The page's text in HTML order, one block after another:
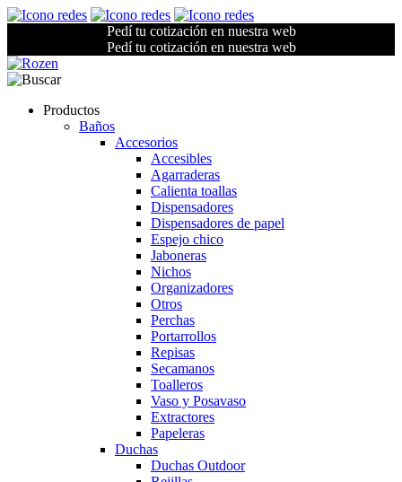
Pedí tu cotización en nuestra web
Pedí tu cotización en nuestra web
Productos
Baños
Accesorios
Accesibles
Agarraderas
Calienta toallas
Dispensadores
Dispensadores de papel
Espejo chico
Jaboneras
Nichos
Organizadores
Otros
Perchas
Portarrollos
Repisas
Secamanos
Toalleros
Vaso y Posavaso
Extractores
Papeleras
Duchas
Duchas Outdoor